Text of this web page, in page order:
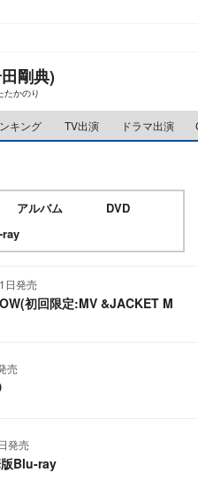
剛典)
たかのり
キング TV出演 ドラマ出演
アルバム
DVD
日発売
初回限定:MV &JACKET M
売
発売
Blu-ray